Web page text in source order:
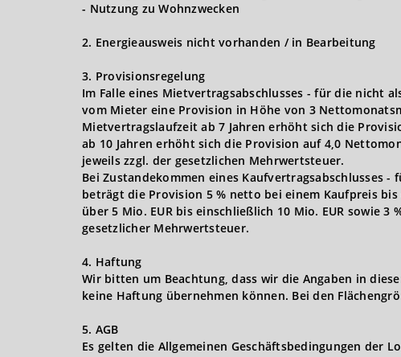
- Nutzung zu Wohnzwecken
2. Energieausweis nicht vorhanden / in Bearbeitung
3. Provisionsregelung
Im Falle eines Mietvertragsabschlusses - für die nicht
vom Mieter eine Provision in Höhe von 3
Mietvertragslaufzeit ab 7 Jahren erhöht sich die
ab 10 Jahren erhöht sich die Provision auf 4,0
jeweils zzgl. der gesetzlichen Mehrwertsteuer.
Bei Zustandekommen eines Kaufvertragsabschlusses
beträgt die Provision 5 % netto bei einem Kaufpreis
über 5 Mio. EUR bis einschließlich 10 Mio. EUR sowie
gesetzlicher Mehrwertsteuer.
4. Haftung
Wir bitten um Beachtung, dass wir die Angaben in
keine Haftung übernehmen können. Bei den
5. AGB
Es gelten die Allgemeinen Geschäftsbedingungen der